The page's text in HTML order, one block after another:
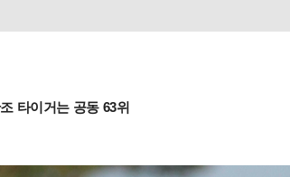
타이거는 공동 63위